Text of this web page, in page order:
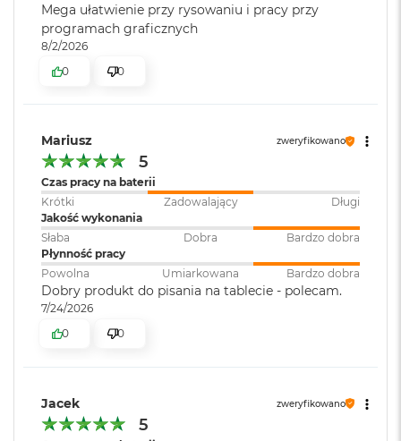
M
a
c
i
r
B
ł
ę
k
t
n
y
B
o
k
Mega ułatwienie przy rysowaniu i pracy przy
programach graficznych
8/2/2026
0
0
Mariusz zweryfikowano
5
Czas pracy na baterii
Krótki
Zadowalający
Długi
Jakość wykonania
Słaba
Dobra
Bardzo dobra
Płynność pracy
Powolna
Umiarkowana Bardzo dobra
Dobry produkt do pisania na tablecie - polecam.
7/24/2026
0
0
Jacek zweryfikowano
5